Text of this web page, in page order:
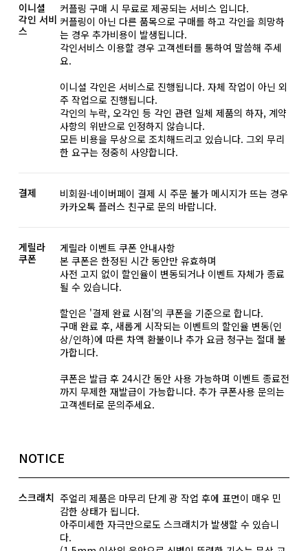
이니셜
각인 서비
스
커플링 구매 시 무료로 제공되는 서비스 입니다.
커플링이 아닌 다른 품목으로 구매를 하고 각인을 희망하
는 경우 추가비용이 발생됩니다.
각인서비스 이용할 경우 고객센터를 통하여 말씀해 주세
요.
이니셜 각인은 서비스로 진행됩니다. 자체 작업이 아닌 외
주 작업으로 진행됩니다.
각인의 누락, 오각인 등 각인 관련 일체 제품의 하자, 계약
사항의 위반으로 인정하지 않습니다.
모든 비용을 무상으로 조치해드리고 있습니다. 그외 무리
한 요구는 정중히 사양합니다.
결제
비회원-네이버페이 결제 시 주문 불가 메시지가 뜨는 경우
카카오톡 플러스 친구로 문의 바랍니다.
게릴라
쿠폰
게릴라 이벤트 쿠폰 안내사항
본 쿠폰은 한정된 시간 동안만 유효하며
사전 고지 없이 할인율이 변동되거나 이벤트 자체가 종료
될 수 있습니다.
할인은 '결제 완료 시점'의 쿠폰을 기준으로 합니다.
구매 완료 후, 새롭게 시작되는 이벤트의 할인율 변동(인
상/인하)에 따른 차액 환불이나 추가 요금 청구는 절대 불
가합니다.
쿠폰은 발급 후 24시간 동안 사용 가능하며 이벤트 종료전
까지 무제한 재발급이 가능합니다. 추가 쿠폰사용 문의는
고객센터로 문의주세요.
NOTICE
스크래치 주얼리 제품은 마무리 단계 광 작업 후에 표면이 매우 민
감한 상태가 됩니다.
아주미세한 자극만으로도 스크래치가 발생할 수 있습니
다.